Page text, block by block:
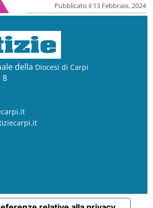
Pubblicato il 13 Febbraio, 2024
della Diocesi di Carpi
8